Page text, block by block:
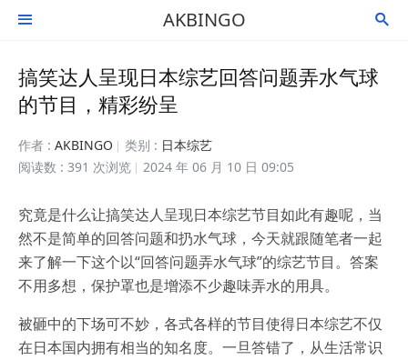
 AKBINGO 
搞笑达人呈现日本综艺回答问题弄水气球
的节目，精彩纷呈
作者 : AKBINGO 类别 : 日本综艺
阅读数 : 391 次浏览
2024 年 06 月 10 日 09:05
究竟是什么让搞笑达人呈现日本综艺节目如此有趣呢，当
然不是简单的回答问题和扔水气球，今天就跟随笔者一起
来了解一下这个以“回答问题弄水气球”的综艺节目。答案
不用多想，保护罩也是增添不少趣味弄水的用具。
被砸中的下场可不妙，各式各样的节目使得日本综艺不仅
在日本国内拥有相当的知名度。一旦答错了，从生活常识